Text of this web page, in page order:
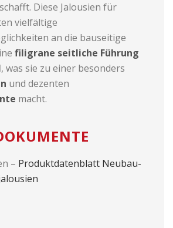
Diese Jalousien für
vielfältige
an die bauseitige
filigrane seitliche Führung
, was sie zu einer besonders
und dezenten
macht.
– Produktdatenblatt Neubau-